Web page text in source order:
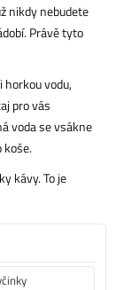
nikdy nebudete
Právě tyto
horkou vodu,
pro vás
voda se vsákne
kávy. To je